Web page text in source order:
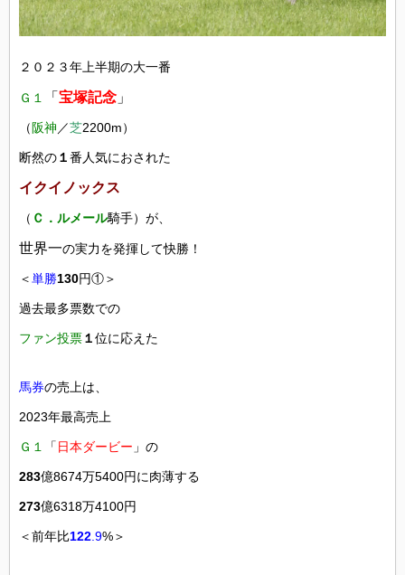
２０２３年上半期の大一番
Ｇ１ 「 宝塚記念 」
（ 阪神 ／芝2200m）
断然の１番人気におされた
イクイノックス
（ Ｃ．ルメール騎手）が、
世界一の実力を発揮して快勝！
＜単勝130円①＞
過去最多票数での
ファン投票１位に応えた
馬券の売上は、
2023年最高売上
Ｇ１ 「 日本ダービー 」の
283億8674万5400円に肉薄する
273億6318万4100円
＜前年比122 .9%＞